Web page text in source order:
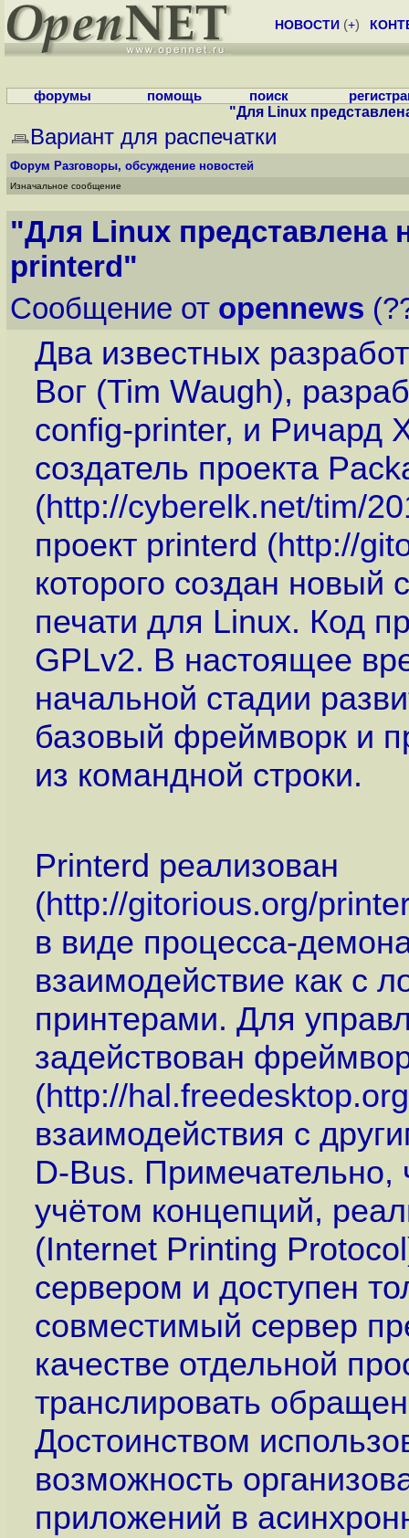
НОВОСТИ (+)
форумы помощь поиск
"Для Linux
Вариант для распечатки
Форум Разговоры, обсуждение новостей
Изначальное сообщение
"Для Linux представлена
printerd"
Сообщение от opennews
Два известных
Вог (Tim Waugh),
config-printer, и Ричард
создатель проекта
(http://cyberelk.net/tim/
проект printerd (http://
которого создан
печати для Linux. Код
GPLv2. В настоящее
начальной стадии
базовый фреймворк и
из командной строки.
Printerd реализован
(http://gitorious.org/
в виде процесса-
взаимодействие как с
принтерами. Для
задействован
(http://
взаимодействия с
D-Bus. Примечательно,
учётом концепций,
(Internet Printing
сервером и доступен
совместимый сервер
качестве отдельной
транслировать
Достоинством
возможность
приложений в